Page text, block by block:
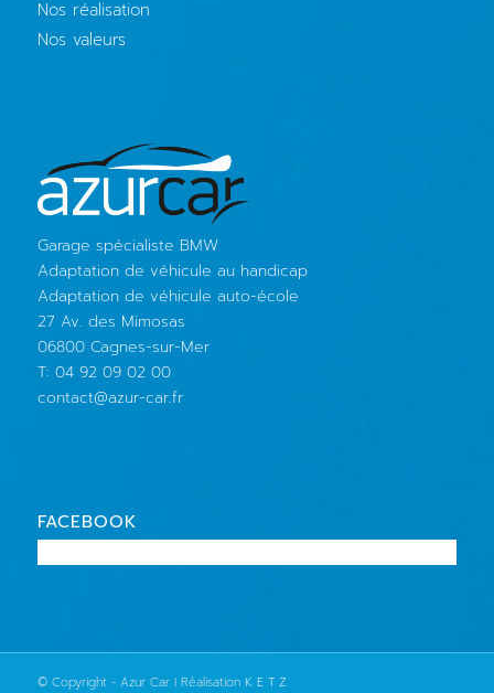
Nos réalisation
Nos valeurs
Garage spécialiste BMW
Adaptation de véhicule au handicap
Adaptation de véhicule auto-école
27 Av. des Mimosas
06800 Cagnes-sur-Mer
T: 04 92 09 02 00
contact@azur-car.fr
FACEBOOK
© Copyright - Azur Car I Réalisation K E T Z